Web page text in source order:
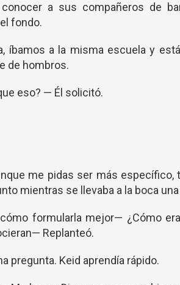
a sus compañeros de
fondo.
íbamos a la misma escuela y
de hombros.
eso? — Él solicitó.
me pidas ser más específico,
mientras se llevaba a la boca
formularla mejor— ¿Cómo
Replanteó.
pregunta. Keid aprendía rápido.